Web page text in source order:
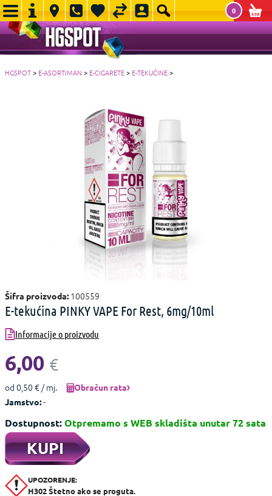
0
HGSPOT> E-ASORTIMAN > E-CIGARETE> E-TEKUĆINE>
Šifra proizvoda: 100559
E-tekućina PINKY VAPE For Rest, 6mg/10ml
Informacije o proizvodu
6,00 €
od 0,50 € / mj.
Obračun rata
Jamstvo:-
Dostupnost:Otpremamo s WEB skladišta unutar 72 sata
KUPI
UPOZORENJE:
H302 Štetno ako se proguta.